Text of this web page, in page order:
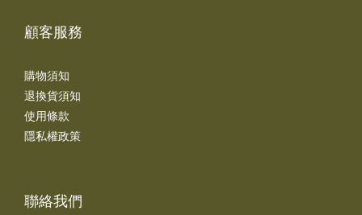
顧客服務
購物須知
退換貨須知
使用條款
隱私權政策
聯絡我們